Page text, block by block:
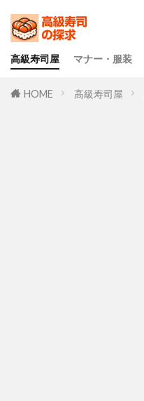
高級寿司屋 マナー・服装
HOME 高級寿司屋